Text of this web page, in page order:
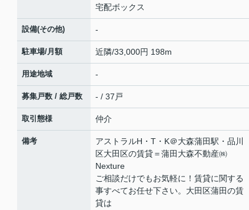
宅配ボックス
設備(その他) -
駐車場/月額 近隣/33,000円 198m
用途地域 -
募集戸数 / 総戸数 - / 37戸
取引態様 仲介
備考
アストラルH・T・K＠大森蒲田駅・品川
区大田区の賃貸＝蒲田大森不動産㈱
Nexture
ご相談だけでもお気軽に！賃貸に関する
事すべてお任せ下さい。大田区蒲田の賃
貸は